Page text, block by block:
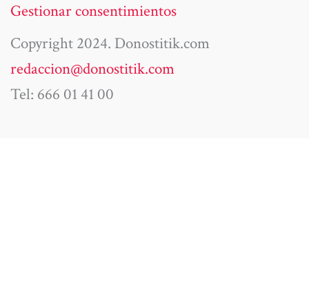
Gestionar consentimientos
Copyright 2024. Donostitik.com
redaccion@donostitik.com
Tel: 666 01 41 00